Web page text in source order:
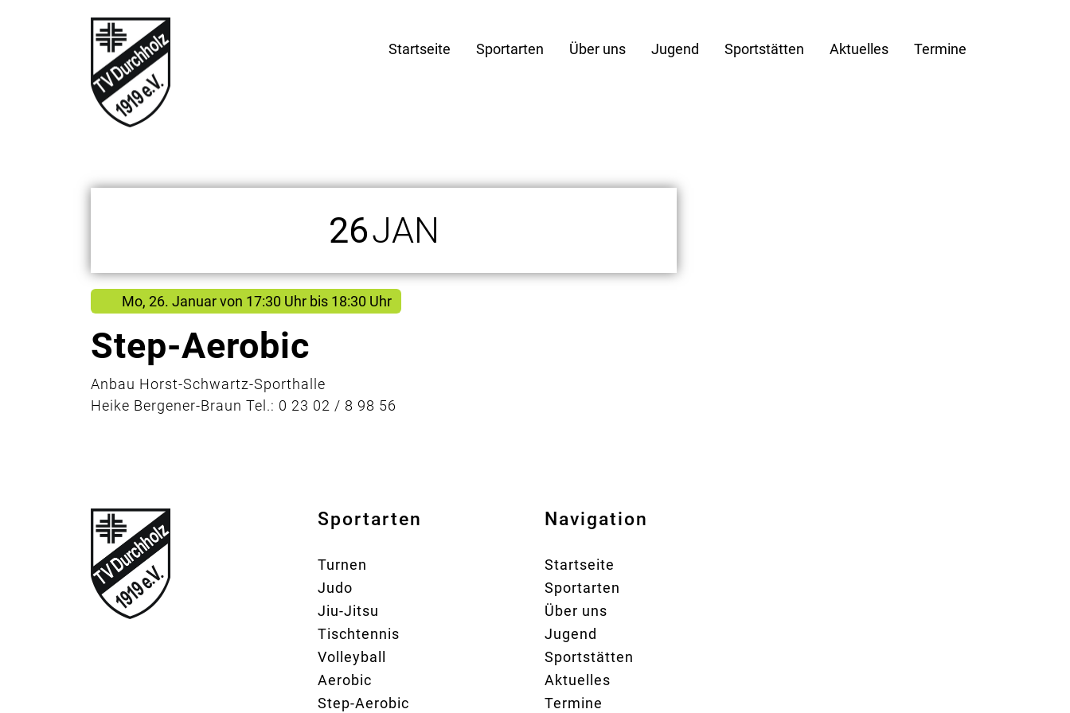
Startseite Sportarten Über uns Jugend Sportstätten Aktuelles Termine
26JAN
Mo, 26. Januarvon 17:30 Uhr bis 18:30 Uhr
Step-Aerobic
Anbau Horst-Schwartz-Sporthalle
Heike Bergener-Braun Tel.: 0 23 02 / 8 98 56
Sportarten
Turnen
Judo
Jiu-Jitsu
Tischtennis
Volleyball
Aerobic
Step-Aerobic
Navigation
Startseite
Sportarten
Über uns
Jugend
Sportstätten
Aktuelles
Termine